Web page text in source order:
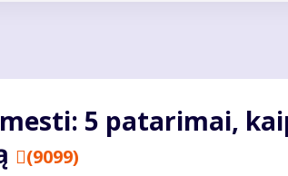
5 patarimai,
(9099)